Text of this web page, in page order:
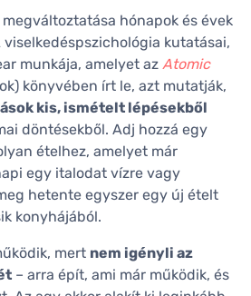
hónapok és évek
viselkedéspszichológia kutatásai,
munkája, amelyet az Atomic
könyvében írt le, azt mutatják,
kis, ismételt lépésekből
döntésekből. Adj hozzá egy
ételhez, amelyet már
egy italodat vízre vagy
hetente egyszer egy új ételt
konyhájából.
mert nem igényli az
– arra épít, ami már működik, és